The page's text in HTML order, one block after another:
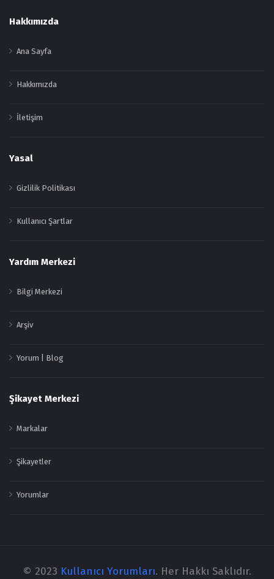
Footer
Hakkımızda
Ana Sayfa
Hakkımızda
İletişim
Yasal
Gizlilik Politikası
Kullanıcı Şartlar
Yardım Merkezi
Bilgi Merkezi
Arşiv
Yorum | Blog
Şikayet Merkezi
Markalar
Şikayetler
Yorumlar
© 2023 Kullanıcı Yorumları. Her Hakkı Saklıdır.